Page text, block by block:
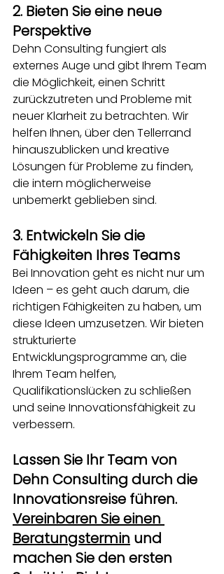
2. Bieten Sie eine neue
Perspektive
Dehn Consulting fungiert als
externes Auge und gibt Ihrem Team
die Möglichkeit, einen Schritt
zurückzutreten und Probleme mit
neuer Klarheit zu betrachten. Wir
helfen Ihnen, über den Tellerrand
hinauszublicken und kreative
Lösungen für Probleme zu finden,
die intern möglicherweise
unbemerkt geblieben sind.
3. Entwickeln Sie die
Fähigkeiten Ihres Teams
Bei Innovation geht es nicht nur um
Ideen – es geht auch darum, die
richtigen Fähigkeiten zu haben, um
diese Ideen umzusetzen. Wir bieten
strukturierte
Entwicklungsprogramme an, die
Ihrem Team helfen,
Qualifikationslücken zu schließen
und seine Innovationsfähigkeit zu
verbessern.
Lassen Sie Ihr Team von
Dehn Consulting durch die
Innovationsreise führen.
Vereinbaren Sie einen
Beratungstermin und
machen Sie den ersten